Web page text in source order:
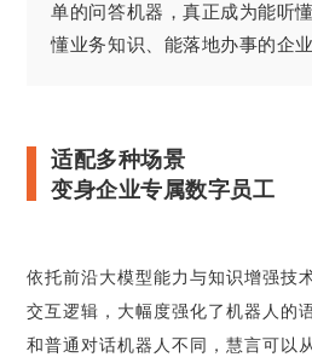
单的问答机器，真正成为能听
懂业务知识、能落地办事的企
适配多种场景
变身企业专属数字员工
依托前沿大模型能力与知识增强技
交互逻辑，大幅度强化了机器人的
和普通对话机器人不同，慧言可以